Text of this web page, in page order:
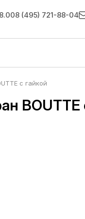
8 (495) 721-88-04
с гайкой
BOUTTE